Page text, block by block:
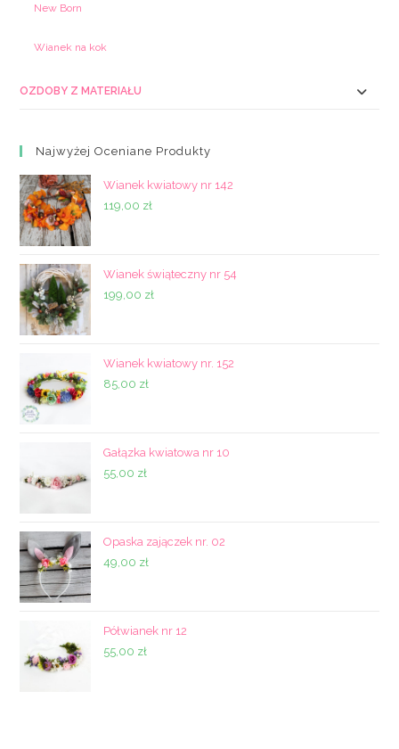
New Born
Wianek na kok
OZDOBY Z MATERIAŁU
Najwyżej Oceniane Produkty
Wianek kwiatowy nr 142
119,00 zł
Wianek świąteczny nr 54
199,00 zł
Wianek kwiatowy nr. 152
85,00 zł
Gałązka kwiatowa nr 10
55,00 zł
Opaska zajączek nr. 02
49,00 zł
Półwianek nr 12
55,00 zł